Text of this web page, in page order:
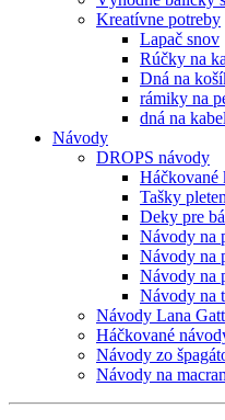
Kreatívne potreby
Lapač snov
Rúčky na
Dná na
rámiky na
dná na
Návody
DROPS návody
Háčkované
Tašky
Deky pre
Návody na
Návody na
Návody na
Návody na
Návody Lana
Háčkované
Návody zo
Návody na